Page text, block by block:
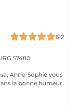
612
57480
Anne-Sophie vous
la bonne humeur